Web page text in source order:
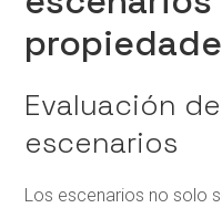
Evaluación
escenarios
Los escenarios no solo